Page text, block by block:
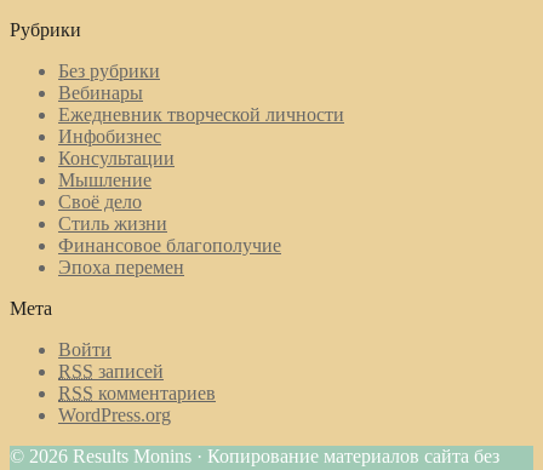
Рубрики
Без рубрики
Вебинары
Ежедневник творческой личности
Инфобизнес
Консультации
Мышление
Своё дело
Стиль жизни
Финансовое благополучие
Эпоха перемен
Мета
Войти
RSS записей
RSS комментариев
WordPress.org
© 2026 Results Monins · Копирование материалов сайта без